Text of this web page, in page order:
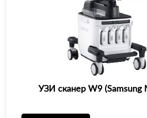
УЗИ сканер W9 (Samsung